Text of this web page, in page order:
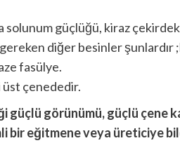
solunum güçlüğü, kiraz
diğer besinler şunlardır
fasülye.
çenededir.
güçlü görünümü, güçlü çene
bir eğitmene veya üreticiye